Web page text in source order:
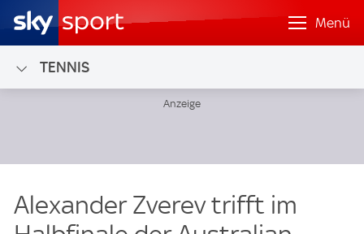
Menü
TENNIS
Alexander Zverev trifft im